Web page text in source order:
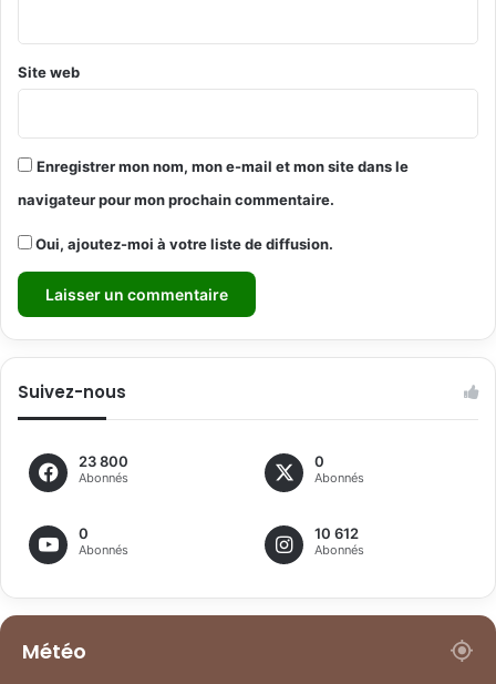
Site web
Enregistrer mon nom, mon e-mail et mon site dans le
navigateur pour mon prochain commentaire.
Oui, ajoutez-moi à votre liste de diffusion.
Suivez-nous
23 800
Abonnés
0
Abonnés
0
Abonnés
10 612
Abonnés
Météo